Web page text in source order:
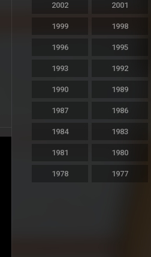
2002 2001
1999 1998
1996 1995
1993 1992
1990 1989
1987 1986
1984 1983
1981 1980
1978 1977